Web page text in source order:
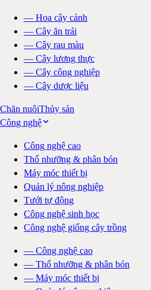
— Hoa cây cảnh
— Cây ăn trái
— Cây rau màu
— Cây lương thực
— Cây công nghiệp
— Cây dược liệu
Chăn nuôiThủy sản
Công nghệ
Công nghệ cao
Thổ nhưỡng & phân bón
Máy móc thiết bị
Quản lý nông nghiệp
Tưới tự động
Công nghệ sinh học
Công nghệ giống cây trồng
— Công nghệ cao
— Thổ nhưỡng & phân bón
— Máy móc thiết bị